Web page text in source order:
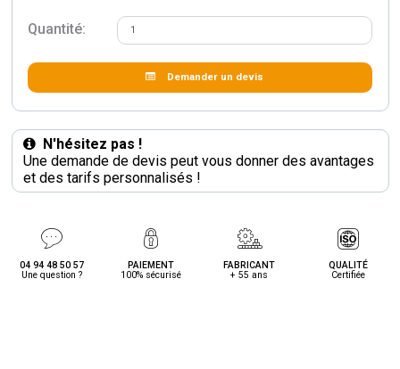
Quantité:
Demander un devis
N'hésitez pas !
Une demande de devis peut vous donner des avantages
et des tarifs personnalisés !
04 94 48 50 57
Une question ?
PAIEMENT
100% sécurisé
FABRICANT
+ 55 ans
QUALITÉ
Certifiée